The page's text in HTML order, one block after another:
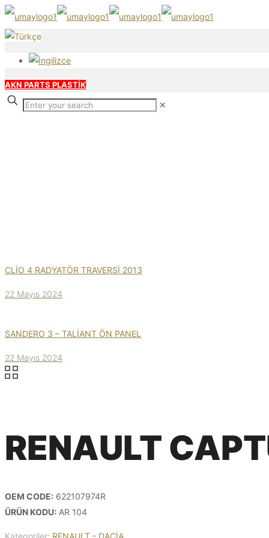
AKN PARTS PLASTİK
✕
CLİO 4 RADYATÖR TRAVERSİ 2013
22 Mayıs 2024
SANDERO 3 – TALİANT ÖN PANEL
22 Mayıs 2024
RENAULT
OEM CODE: 622107974R
ÜRÜN KODU: AR 104
Kategoriler: RENAULT - DACİA